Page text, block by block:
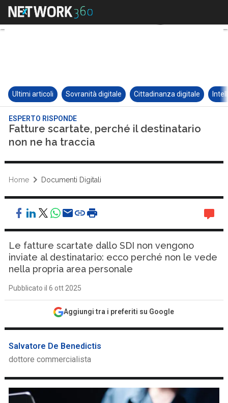
Ultimi articoli Sovranità digitale Cittadinanza digitale
ESPERTO RISPONDE
Fatture scartate, perché il destinatario
non ne ha traccia
Home Documenti Digitali
Le fatture scartate dallo SDI non vengono
inviate al destinatario: ecco perché non le vede
nella propria area personale
Pubblicato il 6 ott 2025
Aggiungi tra i preferiti su Google
Salvatore De Benedictis
dottore commercialista